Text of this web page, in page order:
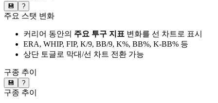
💾 ?
주요 스탯 변화
커리어 동안의 주요 투구 지표 변화를 선 차트로 표시
ERA, WHIP, FIP, K/9, BB/9, K%, BB%, K-BB% 등
상단 토글로 막대/선 차트 전환 가능
구종 추이
💾 ?
구종 추이